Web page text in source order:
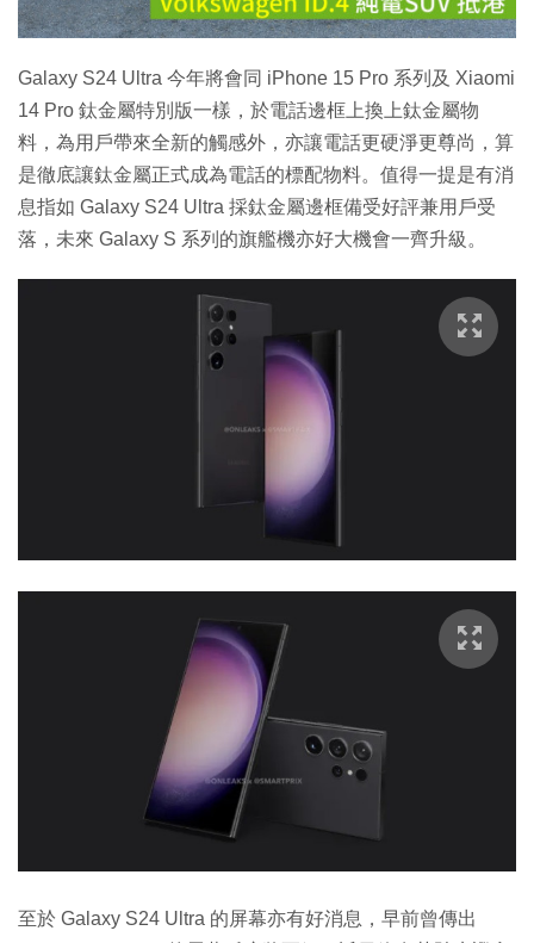
影
片
Galaxy S24 Ultra 今年將會同 iPhone 15 Pro 系列及 Xiaomi
14 Pro 鈦金屬特別版一樣，於電話邊框上換上鈦金屬物
料，為用戶帶來全新的觸感外，亦讓電話更硬淨更尊尚，算
是徹底讓鈦金屬正式成為電話的標配物料。值得一提是有消
息指如 Galaxy S24 Ultra 採鈦金屬邊框備受好評兼用戶受
落，未來 Galaxy S 系列的旗艦機亦好大機會一齊升級。
至於 Galaxy S24 Ultra 的屏幕亦有好消息，早前曾傳出